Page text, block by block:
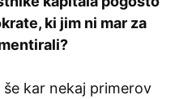
ki jim ni mar za
kar nekaj primerov